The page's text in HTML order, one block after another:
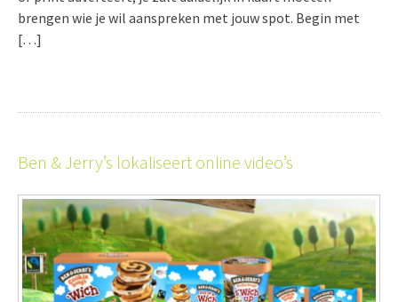
brengen wie je wil aanspreken met jouw spot. Begin met
[…]
Ben & Jerry’s lokaliseert online video’s